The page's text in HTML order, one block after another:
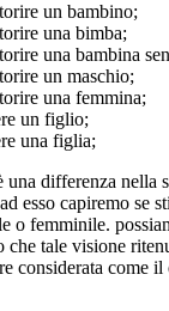
un bambino;
una bimba;
una bambina
un maschio;
una femmina;
un figlio;
una figlia;
differenza nella
esso capiremo se
o femminile.
che tale visione
considerata come